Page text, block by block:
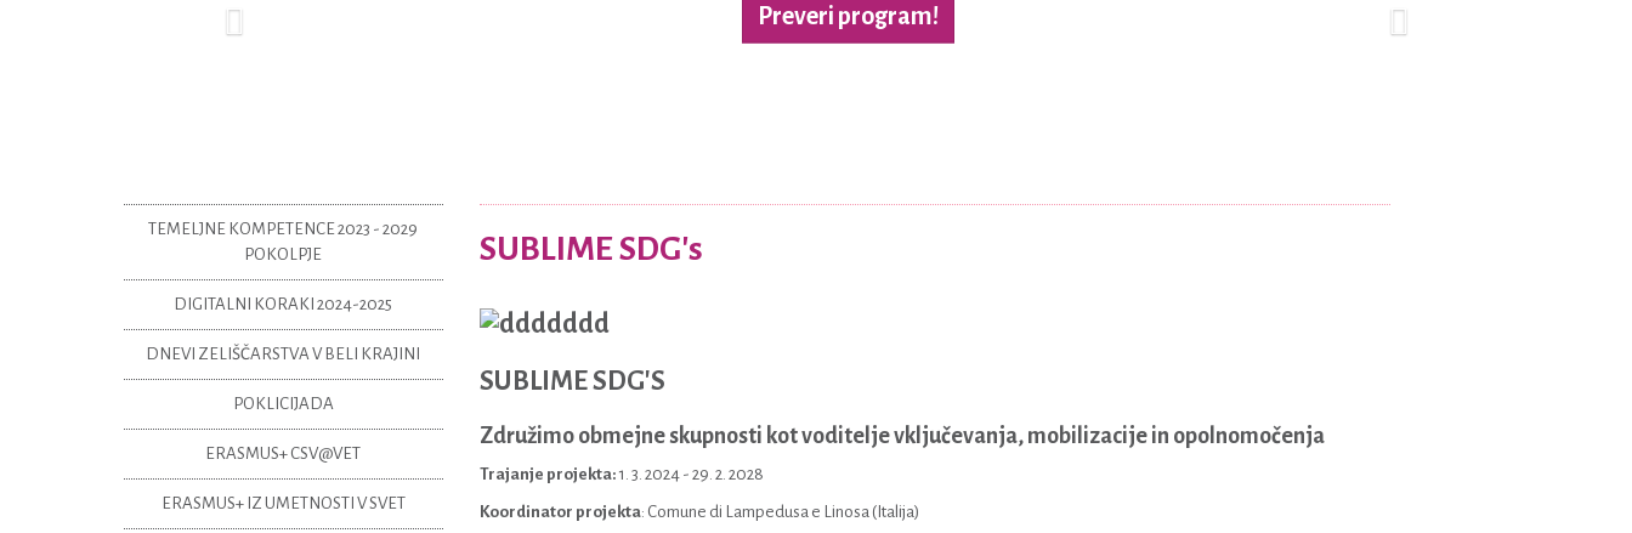
Preveri program!
SUBLIME SDG's
SUBLIME SDG'S
Združimo obmejne skupnosti kot voditelje vključevanja, mobilizacije in opolnomočenja
Trajanje projekta: 1. 3. 2024 - 29. 2. 2028
Koordinator projekta: Comune di Lampedusa e Linosa (Italija)
TEMELJNE KOMPETENCE 2023 - 2029
POKOLPJE
DIGITALNI KORAKI 2024-2025
DNEVI ZELIŠČARSTVA V BELI KRAJINI
POKLICIJADA
ERASMUS+ CSV@VET
ERASMUS+ IZ UMETNOSTI V SVET